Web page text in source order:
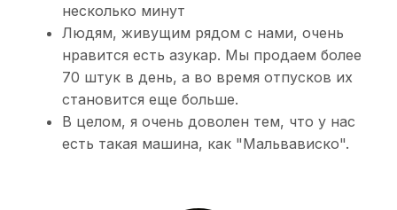
несколько минут
Людям, живущим рядом с нами, очень
нравится есть азукар. Мы продаем более
70 штук в день, а во время отпусков их
становится еще больше.
В целом, я очень доволен тем, что у нас
есть такая машина, как "Мальвависко".